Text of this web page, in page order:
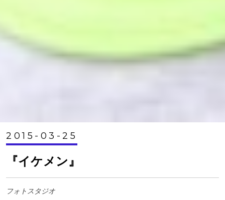
2015-03-25
『イケメン』
フォトスタジオ